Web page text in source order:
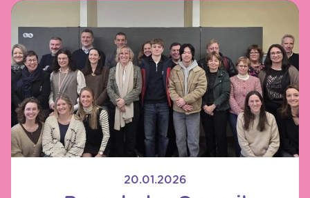
20.01.2026